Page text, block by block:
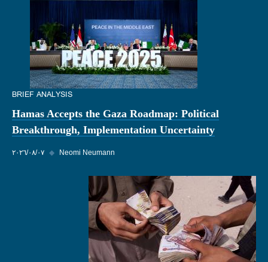
BRIEF ANALYSIS
Hamas Accepts the Gaza Roadmap: Political
Breakthrough, Implementation Uncertainty
٠٧‏/٠٨‏/٢٠٢٦ ◆ Neomi Neumann